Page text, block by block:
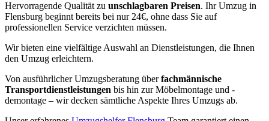
Hervorragende Qualität zu unschlagbaren Preisen. Ihr Umzug in
Flensburg beginnt bereits bei nur 24€, ohne dass Sie auf
professionellen Service verzichten müssen.
Wir bieten eine vielfältige Auswahl an Dienstleistungen, die Ihnen
den Umzug erleichtern.
Von ausführlicher Umzugsberatung überfachmännische
Transportdienstleistungen bis hin zur Möbelmontage und -
demontage – wir decken sämtliche Aspekte Ihres Umzugs ab.